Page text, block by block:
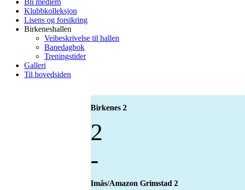
Bli medlem
Klubbkolleksjon
Lisens og forsikring
Birkeneshallen
Veibeskrivelse til hallen
Banedagbok
Treningstider
Galleri
Til hovedsiden
Birkenes 2
2
-
Imås/Amazon Grimstad 2